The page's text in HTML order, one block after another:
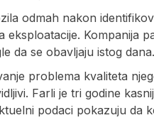
odmah nakon
Kompanija
da se obavljaju istog dana.
problema kvaliteta
Farli je tri godine
podaci pokazuju da